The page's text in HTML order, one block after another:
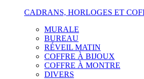
CADRANS, HORLOGES ET
MURALE
BUREAU
RÉVEIL MATIN
COFFRE À BIJOUX
COFFRE À MONTRE
DIVERS